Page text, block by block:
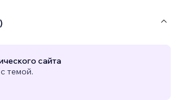
сайта
темой.